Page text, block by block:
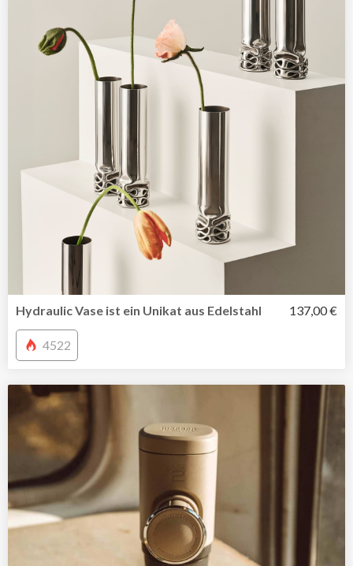
Hydraulic Vase ist ein Unikat aus Edelstahl 137,00 €
4522